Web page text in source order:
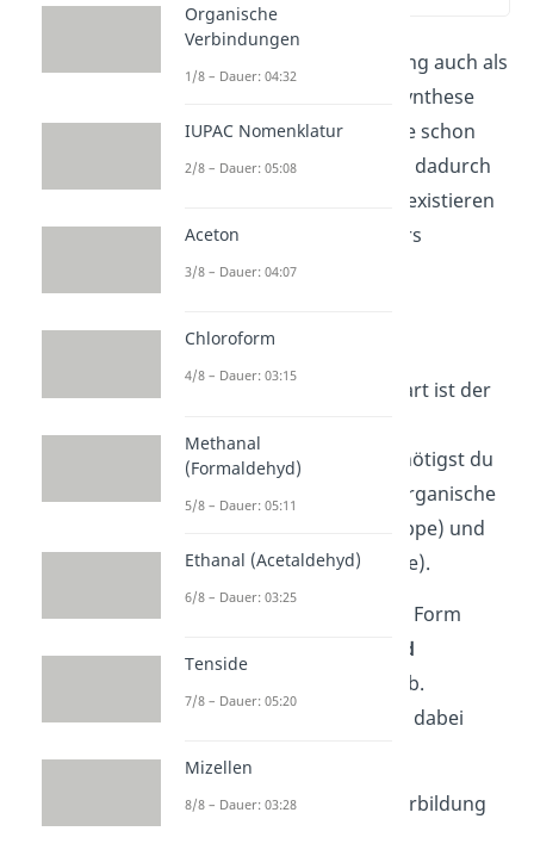
Du kannst eine Veresterung auch als
oder Estersynthese
bezeichnen. Wie der Name schon
vermuten lässt, kannst du dadurch
einen Ester herstellen. Es existieren
mehrere Arten eines Esters
(Schwefelsäureester,
Salpetersäureester, …).
Die wohl wichtigste Esterart ist der
Ausgangsstoffe dafür benötigst du
eine organische oder anorganische
(COOH-Gruppe) und
einenAlkohol(OH-Gruppe).
Die Reaktion läuft dann in Form
Gleichgewichts- und
ab.
Grundsätzlich spaltet sich dabei
Die Rückreaktion der Esterbildung
Organische
Verbindungen
1/8 – Dauer: 04:32
IUPAC Nomenklatur
2/8 – Dauer: 05:08
Aceton
3/8 – Dauer: 04:07
Chloroform
4/8 – Dauer: 03:15
Methanal
(Formaldehyd)
5/8 – Dauer: 05:11
Ethanal (Acetaldehyd)
6/8 – Dauer: 03:25
Tenside
7/8 – Dauer: 05:20
Mizellen
8/8 – Dauer: 03:28